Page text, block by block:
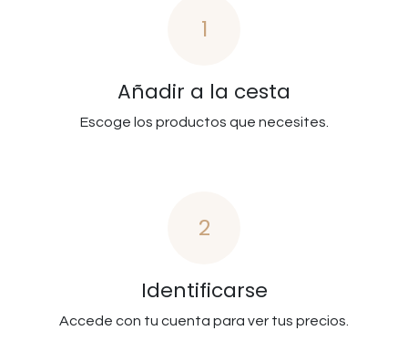
1
Añadir a la cesta
Escoge los productos que necesites.
2
Identificarse
Accede con tu cuenta para ver tus precios.